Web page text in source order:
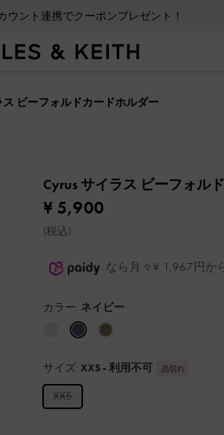
ウント連携でクーポンプレゼント！
ス ビーフォルドカードホルダー
Cyrus サイラス ビーフォル
¥ 5,900
(税込)
なら月々¥ 1,967円か
カラー: ネイビー
サイズ: XXS - 利用不可 品切れ
XXS